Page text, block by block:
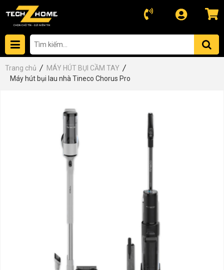
Trang chủ
MÁY HÚT BỤI CẦM TAY
Máy hút bụi lau nhà Tineco Chorus Pro